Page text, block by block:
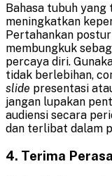
Bahasa tubuh
meningkatkan
Pertahankan
membungkuk
percaya diri.
tidak berlebihan,
slide presentasi
jangan lupakan
audiensi secara
dan terlibat dalam
4. Terima